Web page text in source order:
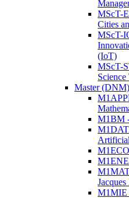
MScT-
Cities
MScT-
(IoT)
MScT-
Master (DNM)
M1BM
M1MIE